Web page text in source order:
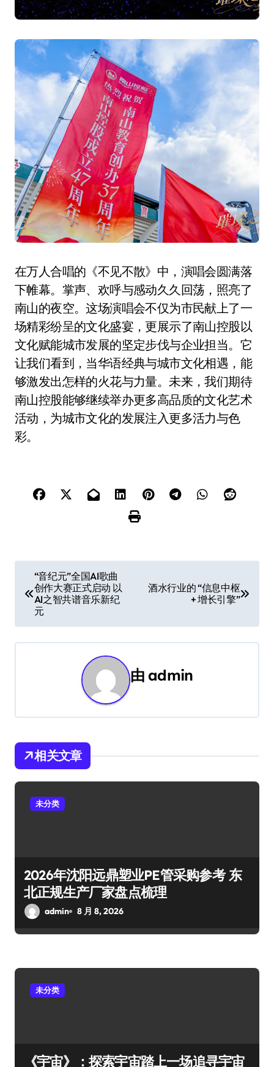
在万人合唱的《不见不散》中，演唱会圆满落
下帷幕。掌声、欢呼与感动久久回荡，照亮了
南山的夜空。这场演唱会不仅为市民献上了一
场精彩纷呈的文化盛宴，更展示了南山控股以
文化赋能城市发展的坚定步伐与企业担当。它
让我们看到，当华语经典与城市文化相遇，能
够激发出怎样的火花与力量。未来，我们期待
南山控股能够继续举办更多高品质的文化艺术
活动，为城市文化的发展注入更多活力与色
彩。
章
导
航
“音纪元”全国AI歌曲
创作大赛正式启动 以
AI之智共谱音乐新纪
元
酒水行业的 “信息中枢
+ 增长引擎”
由admin
相关文章
未分类
2026年沈阳远鼎塑业PE管采购参考 东
北正规生产厂家盘点梳理
admin 8 月 8, 2026
未分类
《宇宙》：探索宇宙踏上一场追寻宇宙